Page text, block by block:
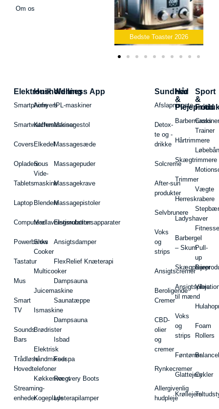
Om os
Bedste Toaster 2026
Elektronik
Smartphone
Smartwatches
Covers
Opladere
Tablets
Laptop
Computere
Powerbanks
Tastatur
Mus
Smart
TV
Sounds
Bars
Trådløse
Hovedtelefoner
Streaming-
enheder
Husholdning
Airfryers
Kaffemaskiner
Elkedel
Sous
Vide-
maskine
Blendere
Madlavningsrobotter
Slow
Cooker
Multicooker
Juicemaskine
Ismaskine
Brødrister
Elektrisk
håndmikser
Køkkenvægt
Kogeplade
Wellness App
IPL-maskiner
Massagestol
Massagesæde
Massagepuder
Massagekrave
Massagepistoler
Elstimulationsapparater
Ansigtsdamper
FlexRelief Knæterapi
Dampsauna
Saunatæppe
Dampsauna
Isbad
Fodspa
Recovery Boots
Lysterapilamper
Sundhed
Afslapningste
Detox-
te og -
drikke
Solcreme
After-sun
produkter
Selvbrunere
Voks
og
strips
Ansigtscremer
Beroligende
Cremer
CBD-
olier
og
cremer
Rynkecremer
Allergivenlig
hudpleje
Hår
&
Hårtrimmere
Skægtrimmere
Trimmer
Herreskrabere
Ladyshaver
Barbergel
– Skum
Ansigtspleje
til mænd
Voks
og
strips
Føntørrer
Glattejern
Krøllejern
Sport
&
Fritid
Cross
Trainer
Vægte
Pull-
up
Barer
Foam
Rollers
Cykler